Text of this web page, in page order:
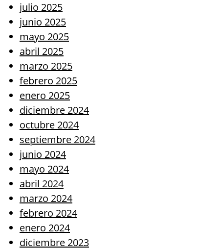
julio 2025
junio 2025
mayo 2025
abril 2025
marzo 2025
febrero 2025
enero 2025
diciembre 2024
octubre 2024
septiembre 2024
junio 2024
mayo 2024
abril 2024
marzo 2024
febrero 2024
enero 2024
diciembre 2023